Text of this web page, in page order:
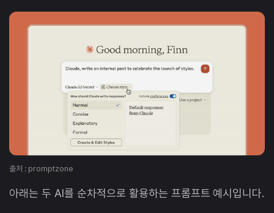
출처 : promptzone
아래는 두 AI를 순차적으로 활용하는 프롬프트 예시입니다.